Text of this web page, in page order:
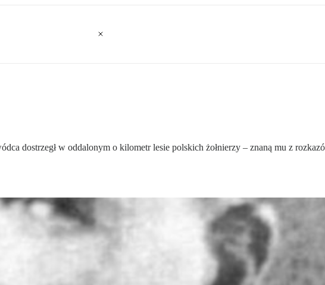
dostrzegł w oddalonym o kilometr lesie polskich żołnierzy – znaną mu z